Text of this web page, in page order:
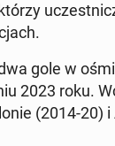
gole w
2023 roku.
(2014-